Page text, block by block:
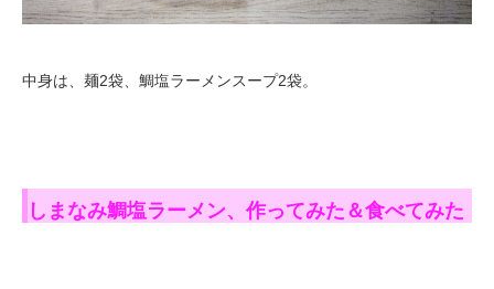
中身は、麺2袋、鯛塩ラーメンスープ2袋。
しまなみ鯛塩ラーメン、作ってみた＆食べてみた